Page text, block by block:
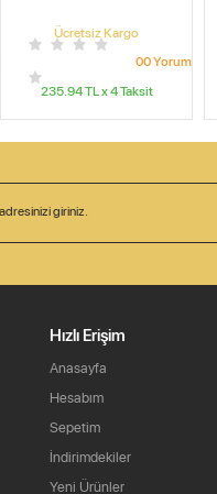
Ücretsiz Kargo
00Yorum
235.94TL x4Taksit
Hızlı Erişim
Anasayfa
Hesabım
Sepetim
İndirimdekiler
Yeni Ürünler